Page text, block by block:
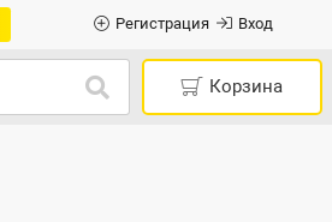
Регистрация Вход
Корзина